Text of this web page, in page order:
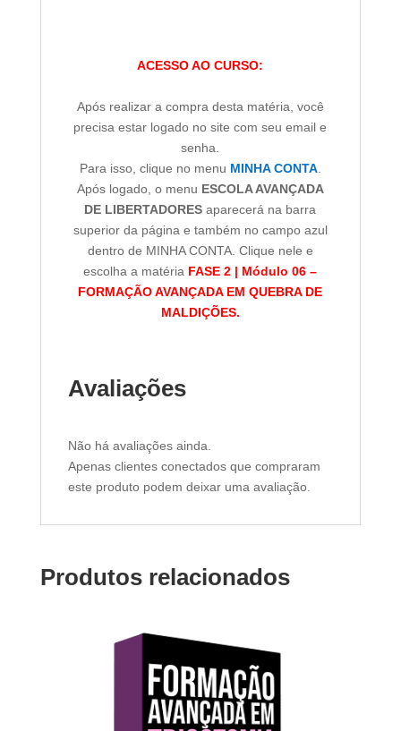
ACESSO AO CURSO:
Após realizar a compra desta matéria, você
precisa estar logado no site com seu email e
senha.
Para isso, clique no menu MINHA CONTA.
Após logado, o menu ESCOLA AVANÇADA
DE LIBERTADORES aparecerá na barra
superior da página e também no campo azul
dentro de MINHA CONTA. Clique nele e
escolha a matéria FASE 2 | Módulo 06 –
FORMAÇÃO AVANÇADA EM QUEBRA DE
MALDIÇÕES.
Avaliações
Não há avaliações ainda.
Apenas clientes conectados que compraram
este produto podem deixar uma avaliação.
Produtos relacionados